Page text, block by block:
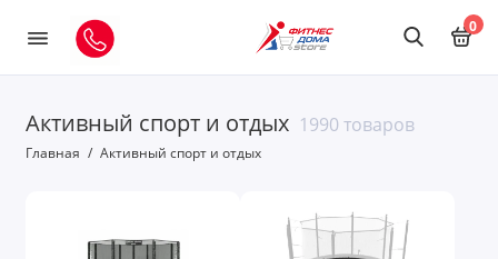
0
Активный спорт и отдых 1990 товаров
Главная Активный спорт и отдых
Батуты